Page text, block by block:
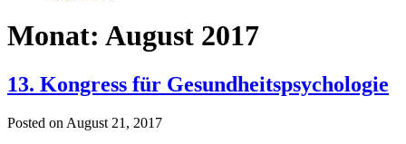
Monat: August 2017
13. Kongress für Gesundheitspsychologie
Posted on August 21, 2017